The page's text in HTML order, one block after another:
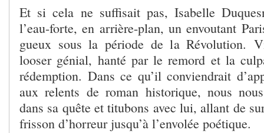
Et si cela ne suffisait pas, Isabelle
l’eau-forte, en arrière-plan, un envoutant
gueux sous la période de la Révolution.
looser génial, hanté par le remord et la
rédemption. Dans ce qu’il conviendrait
aux relents de roman historique, nous
dans sa quête et titubons avec lui, allant de
frisson d’horreur jusqu’à l’envolée poétique.